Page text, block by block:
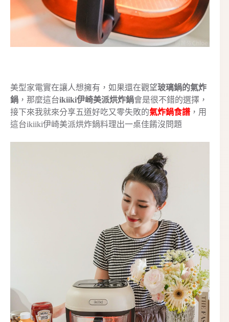
美型家電實在讓人想擁有，如果還在觀望玻璃鍋的氣炸
鍋 ，那麼這台ikiiki伊崎美派烘炸鍋會是很不錯的選擇，
接下來我就來分享五道好吃又零失敗的氣炸鍋食譜 ，用
這台ikiiki伊崎美派烘炸鍋料理出一桌佳餚沒問題